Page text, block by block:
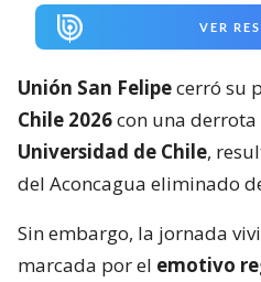
VER
Unión San Felipecerró su
Chile 2026con una
Universidad de Chile,
del Aconcagua eliminado
Sin embargo, la jornada
marcada por el emotivo